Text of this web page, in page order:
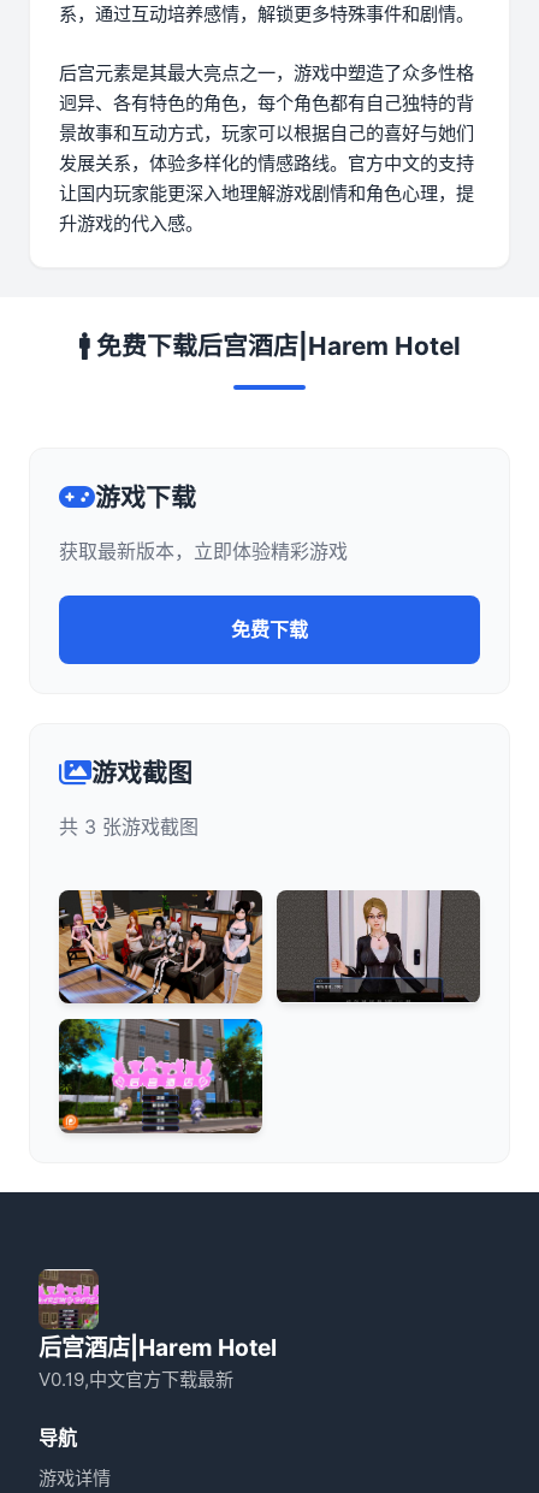
系，通过互动培养感情，解锁更多特殊事件和剧情。
后宫元素是其最大亮点之一，游戏中塑造了众多性格
迥异、各有特色的角色，每个角色都有自己独特的背
景故事和互动方式，玩家可以根据自己的喜好与她们
发展关系，体验多样化的情感路线。官方中文的支持
让国内玩家能更深入地理解游戏剧情和角色心理，提
升游戏的代入感。
🚹 免费下载后宫酒店|Harem Hotel
游戏下载
获取最新版本，立即体验精彩游戏
免费下载
游戏截图
共 3 张游戏截图
后宫酒店|Harem Hotel
V0.19,中文官方下载最新
导航
游戏详情